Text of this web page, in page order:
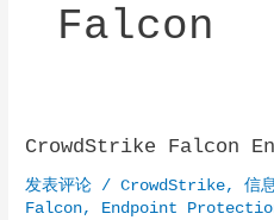
Falcon
CrowdStrike Falcon
发表评论 /CrowdStrike,信
Falcon, Endpoint